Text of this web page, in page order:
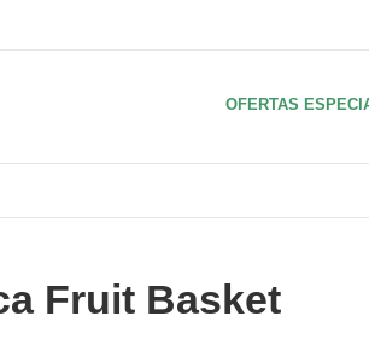
OFERTAS
Fruit Basket